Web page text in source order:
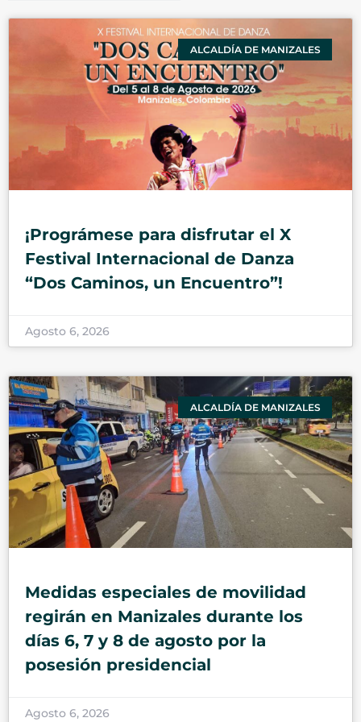
ALCALDÍA DE MANIZALES
¡Prográmese para disfrutar el X
Festival Internacional de Danza
“Dos Caminos, un Encuentro”!
Agosto 6, 2026
ALCALDÍA DE MANIZALES
Medidas especiales de movilidad
regirán en Manizales durante los
días 6, 7 y 8 de agosto por la
posesión presidencial
Agosto 6, 2026